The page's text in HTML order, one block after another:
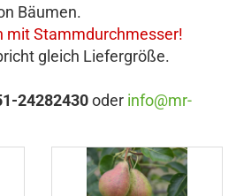
Bäumen.
mit Stammdurchmesser!
gleich Liefergröße.
24282430oder info@mr-